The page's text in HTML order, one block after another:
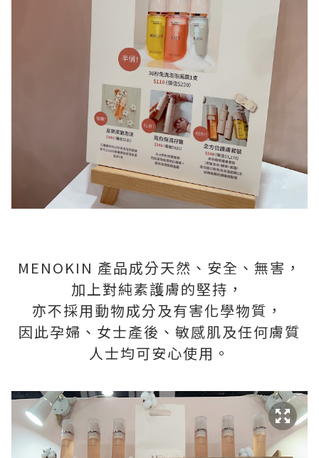
MENOKIN 產品成分天然、安全、無害，
加上對純素護膚的堅持，
亦不採用動物成分及有害化學物質，
因此孕婦、女士產後、敏感肌及任何膚質
人士均可安心使用。